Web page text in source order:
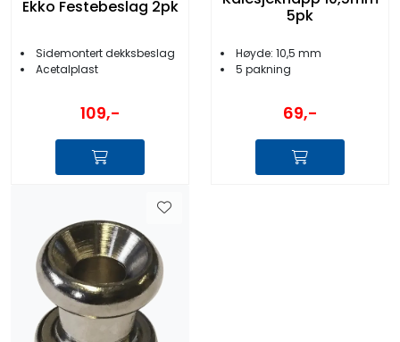
Ekko Festebeslag 2pk
Sidemontert dekksbeslag
Acetalplast
109,-
5pk
Høyde: 10,5 mm
5 pakning
69,-